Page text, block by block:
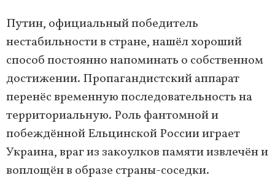
Путин, официальный победитель
нестабильности в стране, нашёл хороший
способ постоянно напоминать о собственном
достижении. Пропагандистский аппарат
перенёс временную последовательность на
территориальную. Роль фантомной и
побеждённой Ельцинской России играет
Украина, враг из закоулков памяти извлечён и
воплощён в образе страны-соседки.